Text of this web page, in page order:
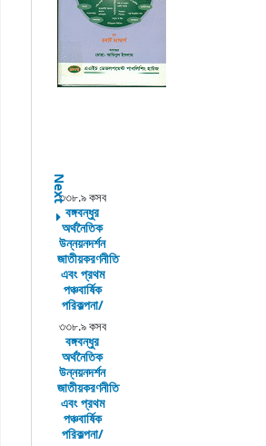
Next
৩৩৮.৯ কসব
বঙ্গবন্ধুর
অর্থনৈতিক
উন্নয়নদর্শন
জাতীয়করণনীতি
এবং প্রথম
পঞ্চবার্ষিক
পরিকল্পনা/
৩৩৮.৯ কসব
বঙ্গবন্ধুর
অর্থনৈতিক
উন্নয়নদর্শন
জাতীয়করণনীতি
এবং প্রথম
পঞ্চবার্ষিক
পরিকল্পনা/